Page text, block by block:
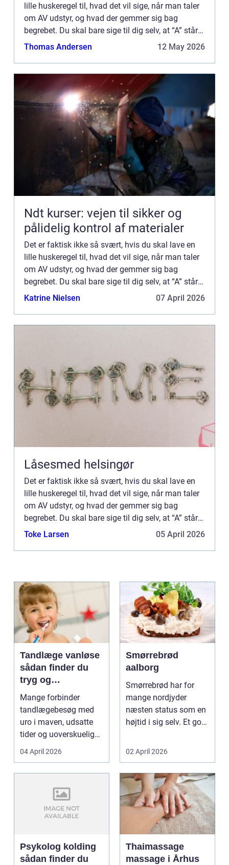
lille huskeregel til, hvad det vil sige, når man taler
om AV udstyr, og hvad der gemmer sig bag
begrebet. Du skal bare sige til dig selv, at “A” står
for “au...
Thomas Andersen 12 May 2026
Ndt kurser: vejen til sikker og
pålidelig kontrol af materialer
Det er faktisk ikke så svært, hvis du skal lave en
lille huskeregel til, hvad det vil sige, når man taler
om AV udstyr, og hvad der gemmer sig bag
begrebet. Du skal bare sige til dig selv, at “A” står
for “au...
Katrine Nielsen 07 April 2026
Låsesmed helsingør
Det er faktisk ikke så svært, hvis du skal lave en
lille huskeregel til, hvad det vil sige, når man taler
om AV udstyr, og hvad der gemmer sig bag
begrebet. Du skal bare sige til dig selv, at “A” står
for “au...
Toke Larsen 05 April 2026
Tandlæge vanløse
sådan finder du
tryg og
professionel
tandpleje
Mange forbinder
tandlægebesøg med
uro i maven, udsatte
tider og uoverskuelige
priser. Samtidig ved
04 April 2026
Smørrebrød
aalborg
Smørrebrød har for
mange nordjyder
næsten status som en
højtid i sig selv. Et godt
02 April 2026
Psykolog kolding
sådan finder du
Thaimassage
massage i Århus